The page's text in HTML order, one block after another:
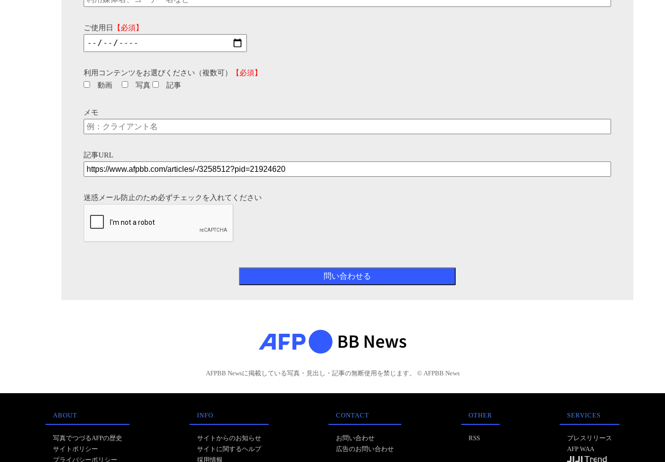
ご使用日 【必須】
利用コンテンツをお選びください（複数可）
【必須】
動画
写真 記事
メモ
記事URL
迷惑メール防止のため必ずチェックを入れてください
AFPBB Newsに掲載している写真・見出し・記事の無断使用を禁じます。 © AFPBB News
ABOUT
写真でつづるAFPの歴史
サイトポリシー
プライバシーポリシー
INFO
サイトからのお知らせ
サイトに関するヘルプ
採用情報
CONTACT
お問い合わせ
広告のお問い合わせ
OTHER
RSS
SERVICES
プレスリリース
AFP WAA